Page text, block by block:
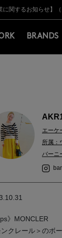
上のお買上げで常
知らせ】(2026.8.7)
関するお知らせ】
のお知らせ】（
荷物のお届けについ
内・ご注意事項
上のお買上げで常
知らせ】(2026.8.7)
BRANDS
エーケ
所属：
バーニ
》MONCLER
ンクレール＞のボ